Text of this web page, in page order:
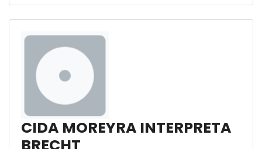
CIDA MOREYRA INTERPRETA